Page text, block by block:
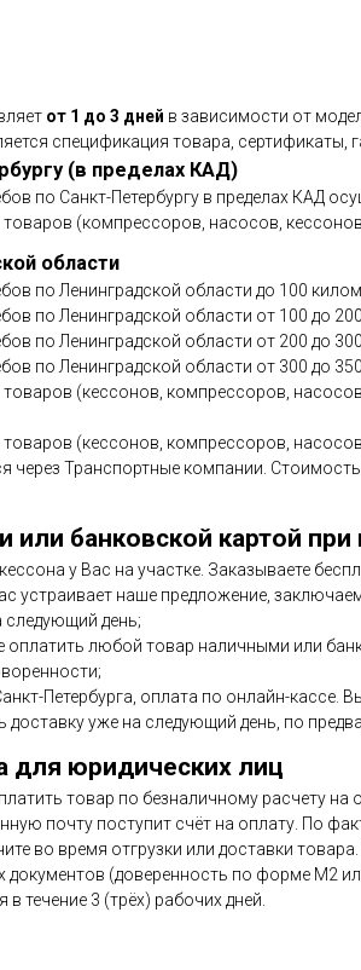
от 1 до 3 дней в зависимости от
спецификация товара, сертификаты,
(в пределах КАД)
по Санкт-Петербургу в пределах КАД
(компрессоров, насосов,
области
по Ленинградской области до 100
по Ленинградской области от 100 до
по Ленинградской области от 200 до
по Ленинградской области от 300 до
(кессонов, компрессоров,
(кессонов, компрессоров,
через Транспортные компании.
или банковской картой при
у Вас на участке. Заказываете
устраивает наше предложение,
день;
любой товар наличными или
Петербурга, оплата по онлайн-
доставку уже на следующий день, по
для юридических лиц
товар по безналичному расчету
почту поступит счёт на оплату. По
во время отгрузки или доставки
(доверенность по форме М2
течение 3 (трёх) рабочих дней.